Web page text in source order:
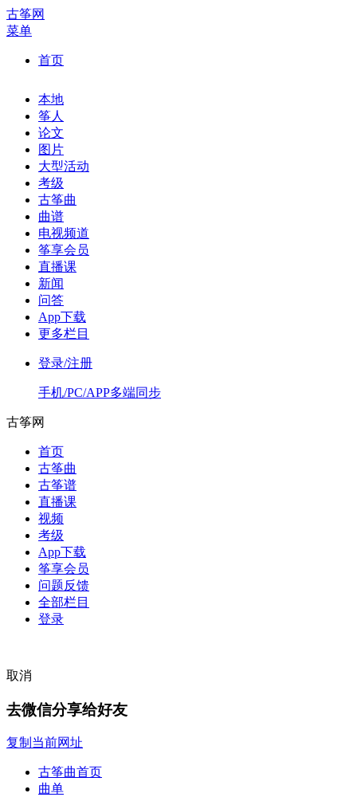
古筝网
菜单
首页
本地
筝人
论文
图片
大型活动
考级
古筝曲
曲谱
电视频道
筝享会员
直播课
新闻
问答
App下载
更多栏目
登录/注册
手机/PC/APP多端同步
古筝网
首页
古筝曲
古筝谱
直播课
视频
考级
App下载
筝享会员
问题反馈
全部栏目
登录
取消
去微信分享给好友
复制当前网址
古筝曲首页
曲单